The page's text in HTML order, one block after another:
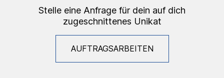
Stelle eine Anfrage für dein auf dich
zugeschnittenes Unikat
AUFTRAGSARBEITEN